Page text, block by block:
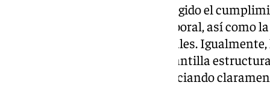
Ante esta situación, CSIF ha exigido el
materia de seguridad y salud laboral, así como
las ausencias de personal actuales.
necesidad de incrementar la plantilla
dos unidades afectadas, diferenciando